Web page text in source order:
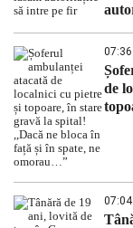
07:36
de
07:04